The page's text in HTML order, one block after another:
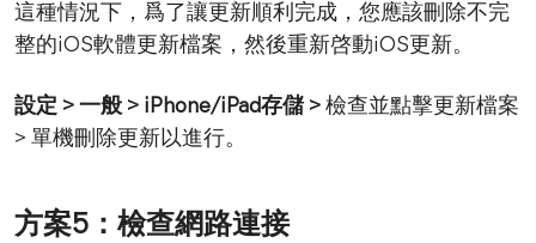
這種情況下，爲了讓更新順利完成，您應該刪除不完
整的iOS軟體更新檔案，然後重新啓動iOS更新。
設定 > 一般 > iPhone/iPad存儲 > 檢查並點擊更新檔案
> 單機刪除更新以進行。
方案5：檢查網路連接